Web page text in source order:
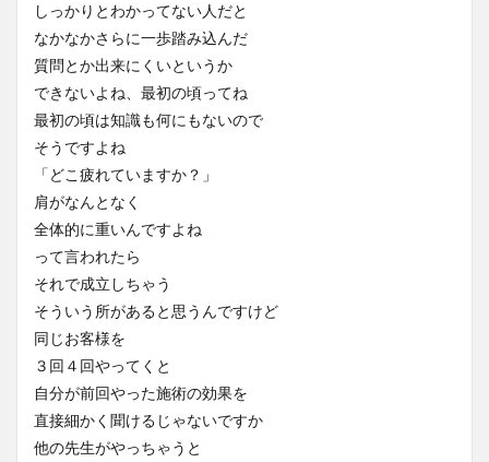
しっかりとわかってない人だと
なかなかさらに一歩踏み込んだ
質問とか出来にくいというか
できないよね、最初の頃ってね
最初の頃は知識も何にもないので
そうですよね
「どこ疲れていますか？」
肩がなんとなく
全体的に重いんですよね
って言われたら
それで成立しちゃう
そういう所があると思うんですけど
同じお客様を
３回４回やってくと
自分が前回やった施術の効果を
直接細かく聞けるじゃないですか
他の先生がやっちゃうと